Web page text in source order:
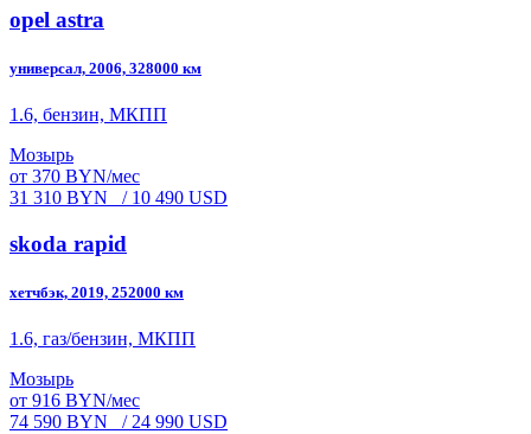
opel astra
универсал, 2006, 328000 км
1.6, бензин, МКПП
Мозырь
от 370 BYN/мес
31 310 BYN
/ 10 490 USD
skoda rapid
хетчбэк, 2019, 252000 км
1.6, газ/бензин, МКПП
Мозырь
от 916 BYN/мес
74 590 BYN
/ 24 990 USD